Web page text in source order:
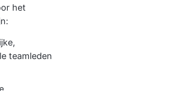
het
teamleden